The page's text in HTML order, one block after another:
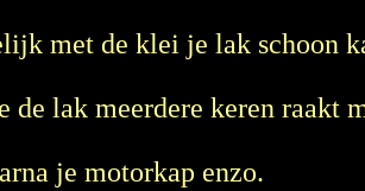
met de klei je lak schoon
lak meerdere keren raakt
je motorkap enzo.